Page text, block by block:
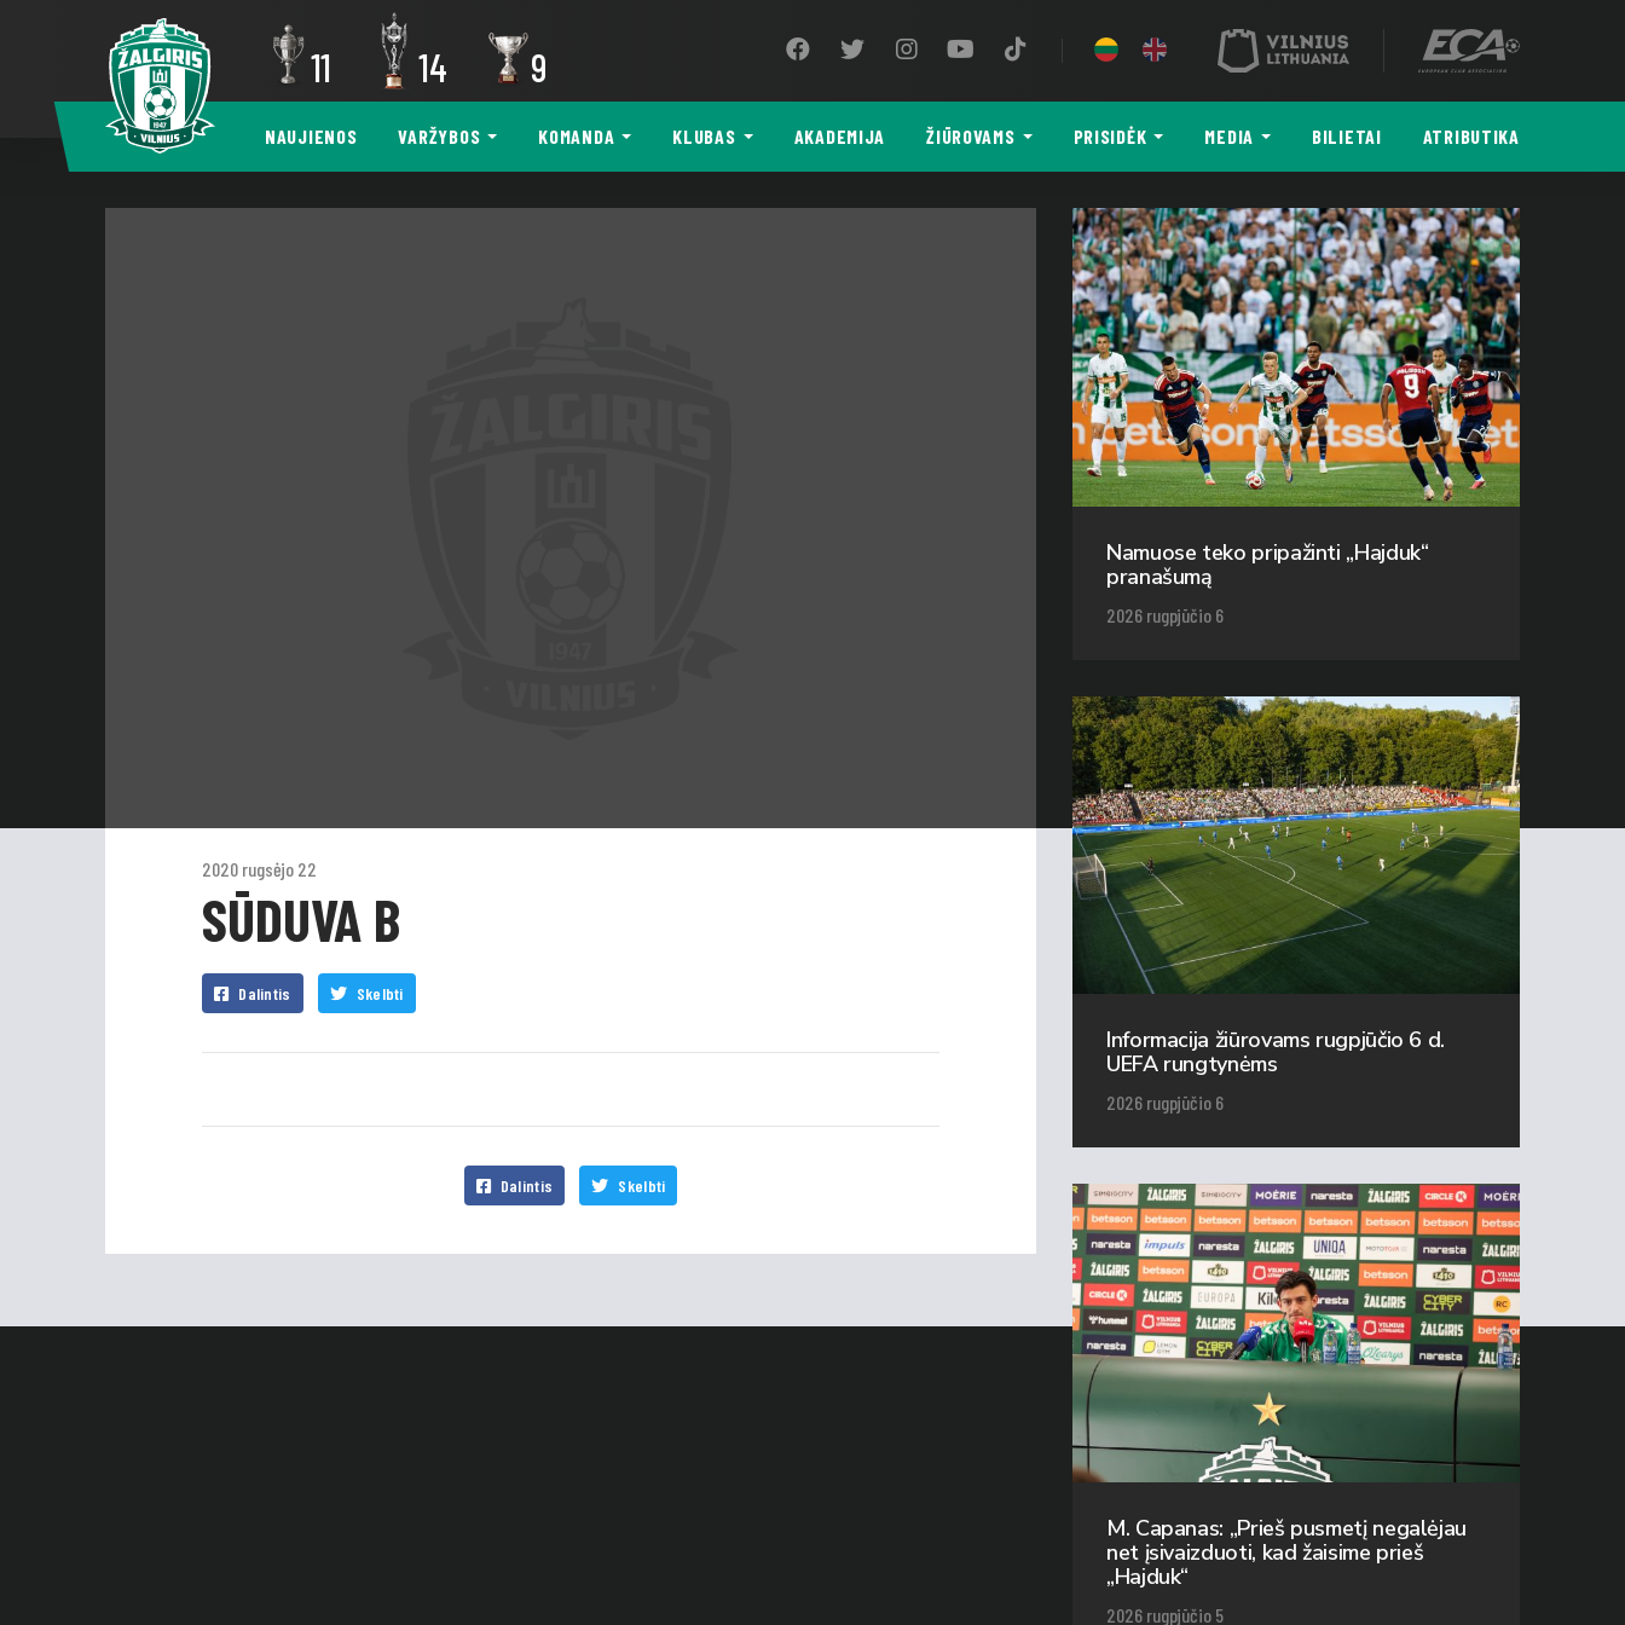
11 14 9
NAUJIENOS VARŽYBOS KOMANDA KLUBAS AKADEMIJA ŽIŪROVAMS PRISIDĖK MEDIA BILIETAI ATRIBUTIKA
2020 rugsėjo 22
SŪDUVA B
Dalintis Skelbti
Dalintis Skelbti
Namuose teko pripažinti „Hajduk“
pranašumą
2026 rugpjūčio 6
Informacija žiūrovams rugpjūčio 6 d.
UEFA rungtynėms
2026 rugpjūčio 6
M. Capanas: „Prieš pusmetį negalėjau
net įsivaizduoti, kad žaisime prieš
„Hajduk“
2026 rugpjūčio 5